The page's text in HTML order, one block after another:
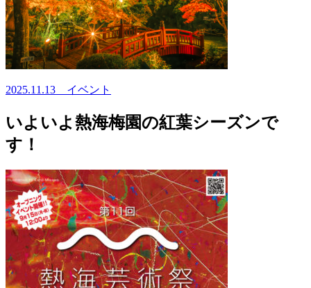
2025.11.13 イベント
いよいよ熱海梅園の紅葉シーズンで
す！